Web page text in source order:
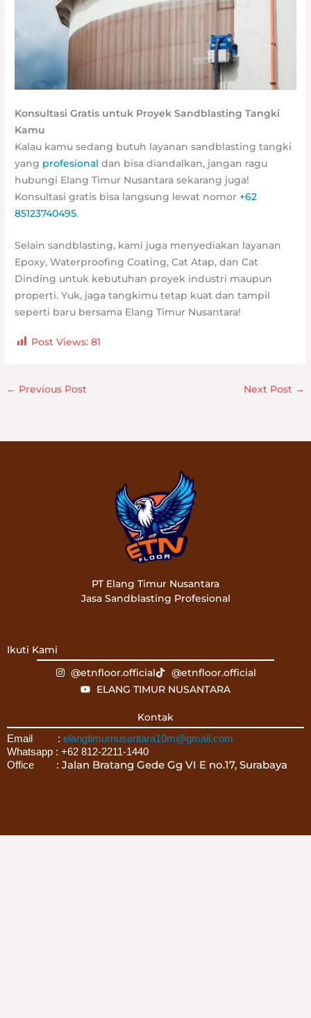
Konsultasi Gratis untuk Proyek Sandblasting Tangki
Kamu
Kalau kamu sedang butuh layanan sandblasting tangki
yang profesional dan bisa diandalkan, jangan ragu
hubungi Elang Timur Nusantara sekarang juga!
Konsultasi gratis bisa langsung lewat nomor +62
85123740495.
Selain sandblasting, kami juga menyediakan layanan
Epoxy, Waterproofing Coating, Cat Atap, dan Cat
Dinding untuk kebutuhan proyek industri maupun
properti. Yuk, jaga tangkimu tetap kuat dan tampil
seperti baru bersama Elang Timur Nusantara!
Post Views: 81
← Previous Post Next Post →
PT Elang Timur Nusantara
Jasa Sandblasting Profesional
Ikuti Kami
@etnfloor.official
@etnfloor.official
ELANG TIMUR NUSANTARA
Kontak
Email : elangtimurnusantara10m@gmail.com
Whatsapp : +62 812-2211-1440
Office : Jalan Bratang Gede Gg VI E no.17, Surabaya